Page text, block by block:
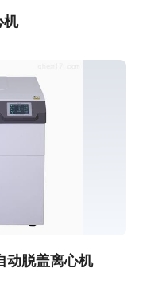
机
动脱盖离心机